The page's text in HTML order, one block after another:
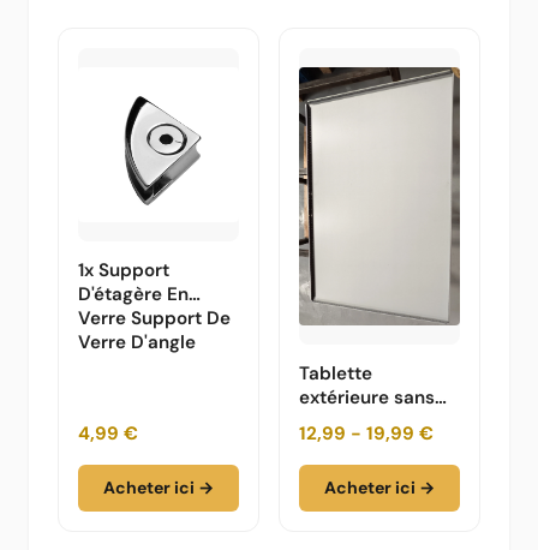
1x Support
D'étagère En
Verre Support De
Verre D'angle
4,99 €
Acheter ici →
Tablette
extérieure sans
revêtement en
poudre/peinture
12,99 - 19,99 €
Acheter ici →